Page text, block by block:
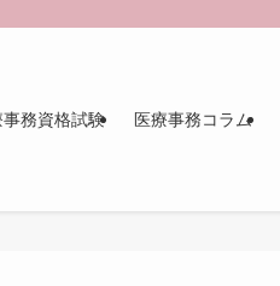
事務資格試験 医療事務コラム